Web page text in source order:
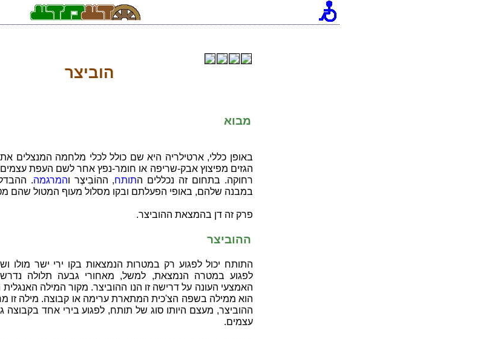
הוביצר
מבוא
באופן כללי, ארטילריה היא שם כולל לכלי מלחמה המנצלים
הגזים מפיצוץ אבק-שריפה או חומר-נפץ אחר לשם העפת
רחוקה. בתחום זה נכללים התותח, ההוֹבִיצֶר והמרגמה.
במבנה שלהם, באופי הפעלתם ובקו מסלול מעוף המטול שהם
פרק זה דן בהמצאת ההוביצר.
ההוביצר
התותח יכול לפגוע רק במטרות הנמצאות בקו ירי ישר מולו
לפגוע במטרה הנמצאת, למשל, מאחורי גבעה תלולה
הוא ממילה בשפה הצ'כית המתארת ערימה או קבוצה. מילה זו
ההוביצר, מעצם היותו סוג של תותח, לפגוע בירי אחד בקבוצה
עצמים.